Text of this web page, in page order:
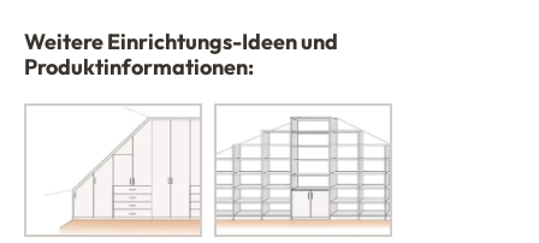
Weitere Einrichtungs-Ideen und
Produktinformationen: